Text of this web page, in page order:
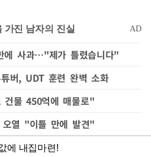
에 사과…"제가 틀렸습니다"
버, UDT 훈련 완벽 소화
물 450억에 매물로"
오열 "이틀 만에 발견"